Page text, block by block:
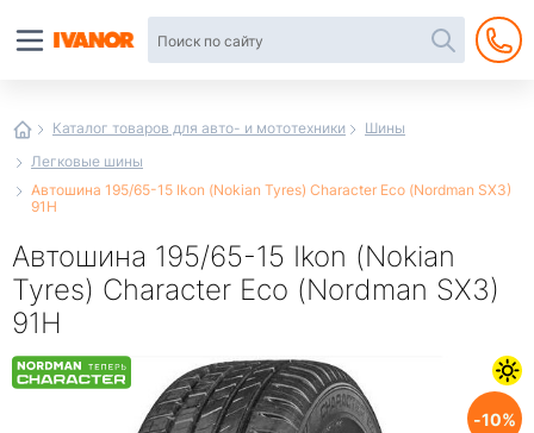
Каталог товаров для авто- и мототехники
Шины
Легковые шины
Автошина 195/65-15 Ikon (Nokian Tyres) Character Eco (Nordman SX3)
91H
Автошина 195/65-15 Ikon (Nokian
Tyres) Character Eco (Nordman SX3)
91H
10
интернет-